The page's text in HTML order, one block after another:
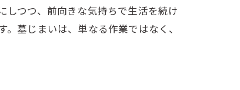
しつつ、前向きな気持ちで生活を続け
墓じまいは、単なる作業ではなく、